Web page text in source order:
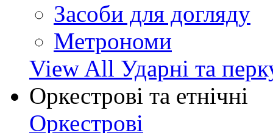
Засоби для догляду
Метрономи
View All Ударні та
Оркестрові та етнічні
Оркестрові